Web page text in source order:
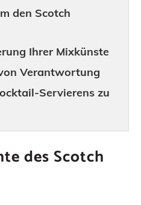
den Scotch
Ihrer Mixkünste
Verantwortung
Servierens zu
(FAQs)
des Scotch